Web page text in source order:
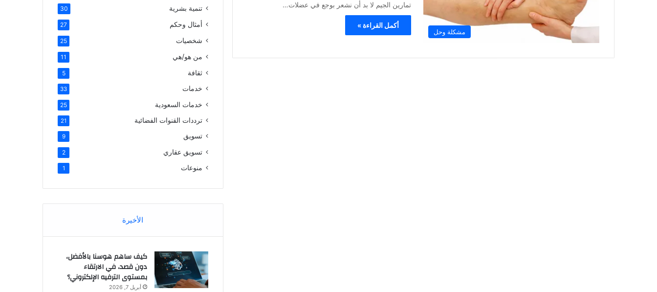
مشكلة وحل
تمارين الجيم لا بد أن نشعر بوجع في عضلات…
أكمل القراءة »
تنمية بشرية 30
أمثال وحكم 27
شخصيات 25
من هو/هي 11
ثقافة 5
خدمات 33
خدمات السعودية 25
ترددات القنوات الفضائية 21
تسويق 9
تسويق عقاري 2
منوعات 1
الأخيرة
كيف ساهم هوسنا بالأفضل،
دون قصد، في الارتقاء
بمستوى الترفيه الإلكتروني؟
أبريل 7, 2026